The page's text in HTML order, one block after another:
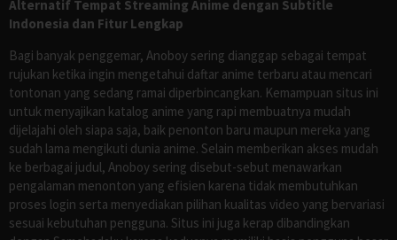
Alternatif Tempat Streaming Anime dengan Subtitle
Indonesia dan Fitur Lengkap
Bagi banyak penggemar, Anoboy sering dianggap sebagai tempat
rujukan ketika ingin mengetahui daftar anime terbaru atau mencari
tontonan yang sedang ramai diperbincangkan. Kemampuan situs ini
untuk menyajikan katalog anime yang rapi membuatnya mudah
dijelajahi oleh siapa saja, baik penonton baru maupun mereka yang
sudah lama mengikuti dunia anime. Selain memberikan akses mudah
ke berbagai judul, Anoboy sering disebut-sebut menawarkan
pengalaman menonton yang efisien karena tidak membutuhkan
proses login serta menyediakan pilihan kualitas video yang bervariasi
sesuai kebutuhan pengguna. Situs ini juga kerap dibandingkan